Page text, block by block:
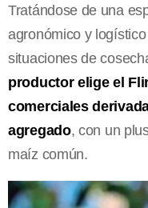
Tratándose de una
agronómico y
situaciones de
productor elige el
comerciales
agregado, con un
maíz común.